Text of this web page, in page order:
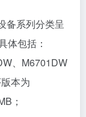
备系列分类呈
体包括：
、M6701DW
本为
；